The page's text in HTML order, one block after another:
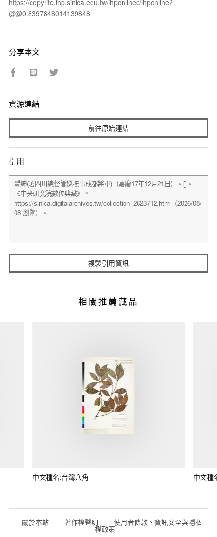
https://copyrite.ihp.sinica.edu.tw/ihponlinec/ihponline?
@@0.8397848014139848
分享本文
資源連結
前往原始連結
引用
複製引用資訊
相關推薦藏品
中文種名:台灣八角 中文種
關於本站 著作權聲明 使用者條款、資訊安全與隱私
權政策